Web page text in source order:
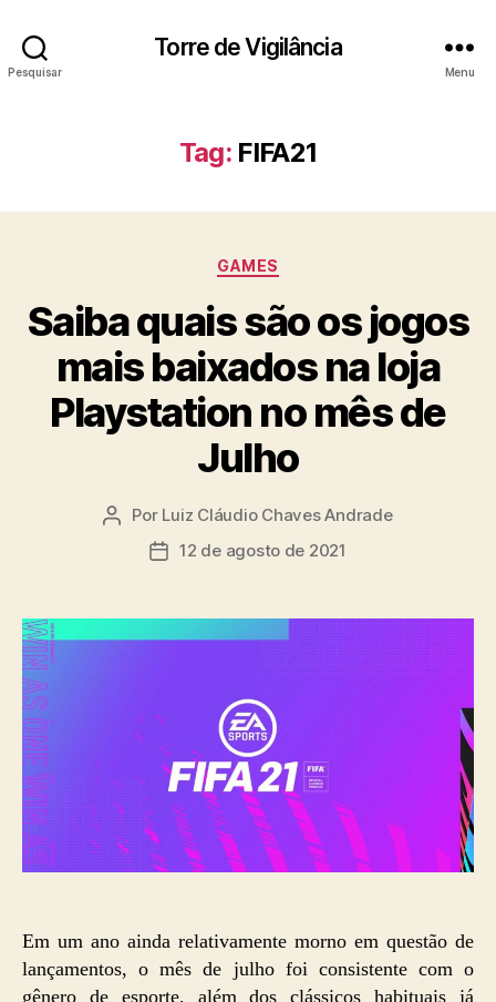
Pesquisar
Torre de Vigilância
Menu
Tag: FIFA21
Categorias
GAMES
Saiba quais são os jogos
mais baixados na loja
Playstation no mês de
Julho
Autor
Por Luiz Cláudio Chaves Andrade
Data12 de agosto de 2021
Em um ano ainda relativamente morno em questão de
lançamentos, o mês de julho foi consistente com o